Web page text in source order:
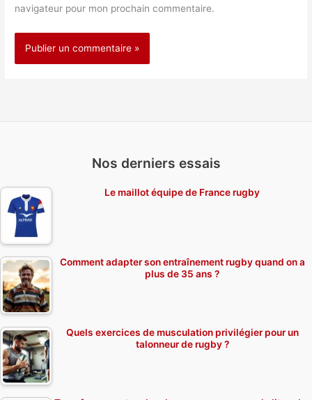
navigateur pour mon prochain commentaire.
Nos derniers essais
Le maillot équipe de France rugby
Comment adapter son entraînement rugby quand on a
plus de 35 ans ?
Quels exercices de musculation privilégier pour un
talonneur de rugby ?